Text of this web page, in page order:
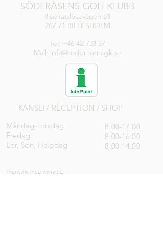
SÖDERÅSENS GOLFKLUBB
Risekatslösavägen 81
267 71 BILLESHOLM
Tel: +46 42 733 37
Mail: info@soderasensgk.se
KANSLI / RECEPTION / SHOP
Måndag-Torsdag
Fredag
Lör, Sön, Helgdag
DRIVINGRANGE
8.00-17.00
8.00-16.00
8.00-14.00